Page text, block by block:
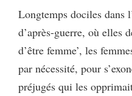
Longtemps dociles dans
d’après-guerre, où elles
d’être femme’, les
par nécessité, pour
préjugés qui les